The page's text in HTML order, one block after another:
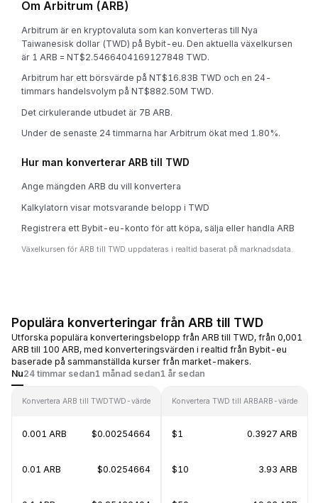
Om Arbitrum (ARB)
Arbitrum är en kryptovaluta som kan konverteras till Nya
Taiwanesisk dollar (TWD) på Bybit-eu. Den aktuella växelkursen
är 1 ARB = NT$2.5466404169127848 TWD.
Arbitrum har ett börsvärde på NT$16.83B TWD och en 24-
timmars handelsvolym på NT$882.50M TWD.
Det cirkulerande utbudet är 7B ARB.
Under de senaste 24 timmarna har Arbitrum ökat med 1.80%.
Hur man konverterar ARB till TWD
Ange mängden ARB du vill konvertera
Kalkylatorn visar motsvarande belopp i TWD
Registrera ett Bybit-eu-konto för att köpa, sälja eller handla ARB
Växelkursen för ARB till TWD uppdateras i realtid baserat på marknadsdata.
Populära konverteringar från ARB till TWD
Utforska populära konverteringsbelopp från ARB till TWD, från 0,001
ARB till 100 ARB, med konverteringsvärden i realtid från Bybit-eu
baserade på sammanställda kurser från market-makers.
Nu24 timmar sedan1 månad sedan1 år sedan
Konvertera ARB till TWDTWD-värde
0.001 ARB $0.00254664
0.01 ARB $0.0254664
Konvertera TWD till ARBARB-värde
$1 0.3927 ARB
$10 3.93 ARB